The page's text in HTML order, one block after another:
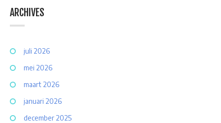
ARCHIVES
juli 2026
mei 2026
maart 2026
januari 2026
december 2025